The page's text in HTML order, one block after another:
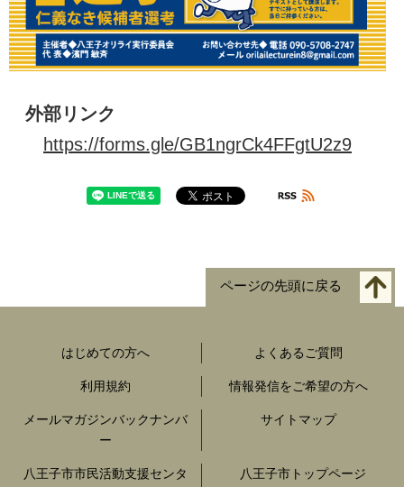
外部リンク
https://forms.gle/GB1ngrCk4FFgtU2z9
ページの先頭に戻る
はじめての方へ よくあるご質問
利用規約 情報発信をご希望の方へ
メールマガジンバックナンバ
ー
サイトマップ
八王子市市民活動支援センタ
八王子市トップページ